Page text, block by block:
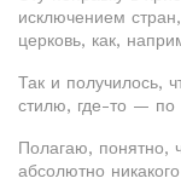
исключением
церковь, как,
Так и получилось,
стилю, где-то — по
Полагаю, понятно,
абсолютно